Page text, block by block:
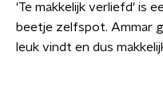
'Te makkelijk verliefd' is
beetje zelfspot. Ammar
leuk vindt en dus